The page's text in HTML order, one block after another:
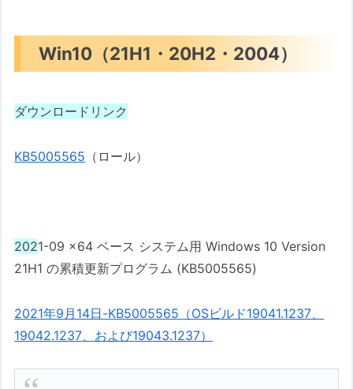
Win10（21H1・20H2・2004）
ダウンロードリンク
KB5005565 （ロール）
2021-09 x64 ベース システム用 Windows 10 Version
21H1 の累積更新プログラム (KB5005565)
2021年9月14日-KB5005565（OSビルド19041.1237、
19042.1237、および19043.1237）